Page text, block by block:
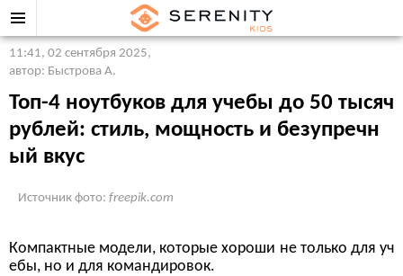
11:41, 02 сентября 2025,
автор: Быстрова А.
Топ-4 ноутбуков для учебы до 50 тысяч
рублей: стиль, мощность и безупречн
ый вкус
Источник фото: freepik.com
Компактные модели, которые хороши не только для уч
ебы, но и для командировок.